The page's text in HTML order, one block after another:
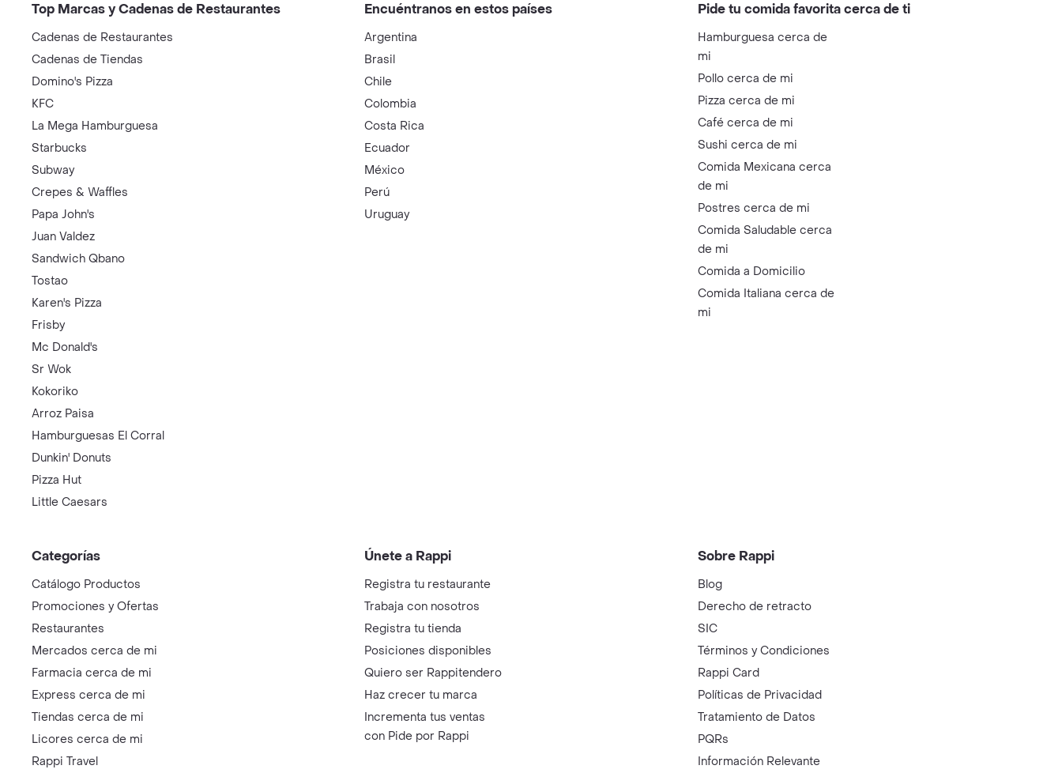
Top Marcas y Cadenas de Restaurantes
Cadenas de Restaurantes
Cadenas de Tiendas
Domino's Pizza
KFC
La Mega Hamburguesa
Starbucks
Subway
Crepes & Waffles
Papa John's
Juan Valdez
Sandwich Qbano
Tostao
Karen's Pizza
Frisby
Mc Donald's
Sr Wok
Kokoriko
Arroz Paisa
Hamburguesas El Corral
Dunkin' Donuts
Pizza Hut
Little Caesars
Encuéntranos en estos países
Argentina
Brasil
Chile
Colombia
Costa Rica
Ecuador
México
Perú
Uruguay
Pide tu comida favorita cerca de ti
Hamburguesa cerca de
mi
Pollo cerca de mi
Pizza cerca de mi
Café cerca de mi
Sushi cerca de mi
Comida Mexicana cerca
de mi
Postres cerca de mi
Comida Saludable cerca
de mi
Comida a Domicilio
Comida Italiana cerca de
mi
Categorías
Catálogo Productos
Promociones y Ofertas
Restaurantes
Mercados cerca de mi
Farmacia cerca de mi
Express cerca de mi
Tiendas cerca de mi
Licores cerca de mi
Rappi Travel
Únete a Rappi
Registra tu restaurante
Trabaja con nosotros
Registra tu tienda
Posiciones disponibles
Quiero ser Rappitendero
Haz crecer tu marca
Incrementa tus ventas
con Pide por Rappi
Sobre Rappi
Blog
Derecho de retracto
SIC
Términos y Condiciones
Rappi Card
Políticas de Privacidad
Tratamiento de Datos
PQRs
Información Relevante